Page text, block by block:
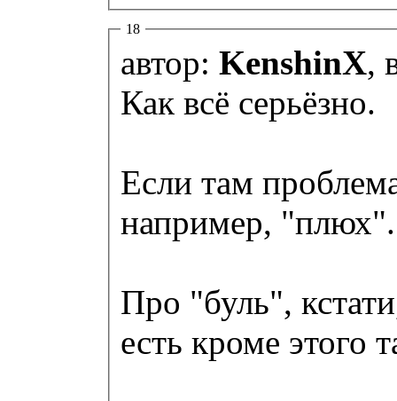
18
автор: KenshinX,
Как всё серьёзно.
Если там
например,
Про "буль",
есть кроме этого